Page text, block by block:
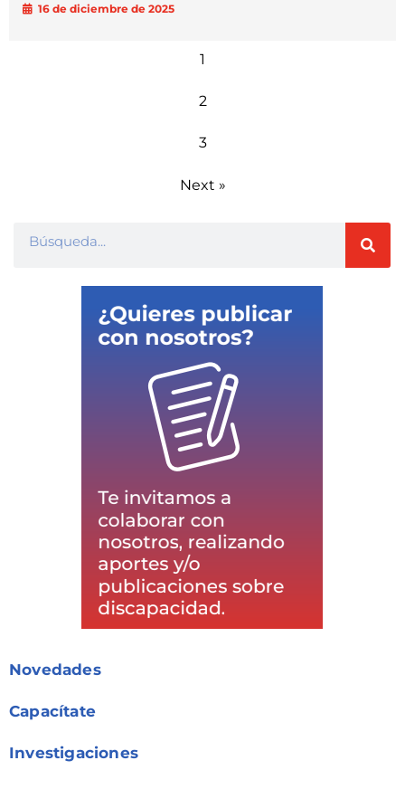
16 de diciembre de 2025
1
2
3
Next »
Novedades
Capacítate
Investigaciones